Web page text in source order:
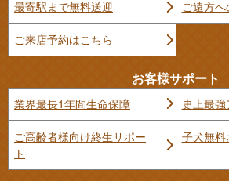
最寄駅まで無料送迎 ご遠方
ご来店予約はこちら
お客様サポート
業界最長1年間生命保障 史上最
ご高齢者様向け終生サポー
ト
子犬無料